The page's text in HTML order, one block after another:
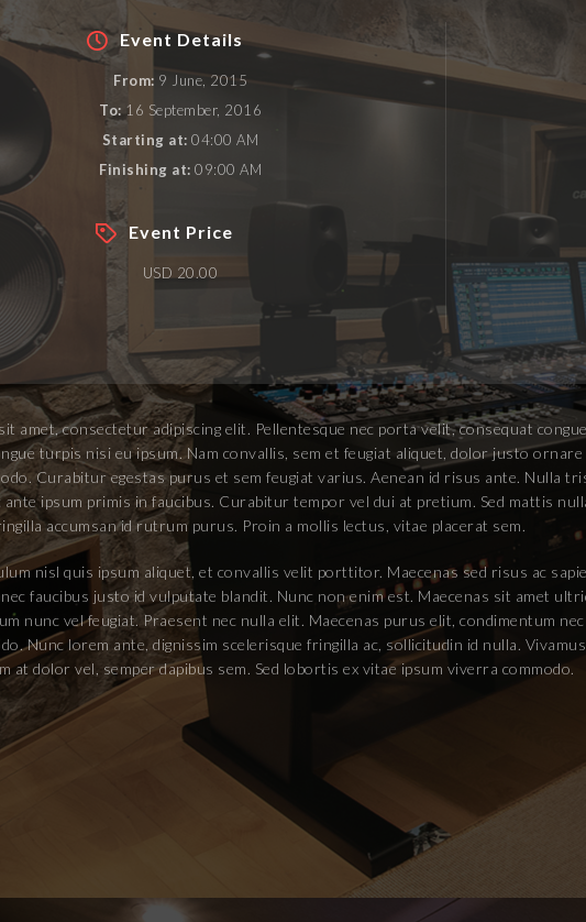
Event Details
From: 9 June, 2015
To: 16 September, 2016
Starting at: 04:00 AM
Finishing at: 09:00 AM
Event Price
USD 20.00
amet, consectetur adipiscing elit. Pellentesque nec porta velit, consequat
turpis nisi eu ipsum. Nam convallis, sem et feugiat aliquet, dolor justo
Curabitur egestas purus et sem feugiat varius. Aenean id risus ante. Nulla
ante ipsum primis in faucibus. Curabitur tempor vel dui at pretium. Sed mattis
accumsan id rutrum purus. Proin a mollis lectus, vitae placerat sem.
nisl quis ipsum aliquet, et convallis velit porttitor. Maecenas sed risus ac
faucibus justo id vulputate blandit. Nunc non enim est. Maecenas sit amet
nunc vel feugiat. Praesent nec nulla elit. Maecenas purus elit, condimentum
Nunc lorem ante, dignissim scelerisque fringilla ac, sollicitudin id nulla.
at dolor vel, semper dapibus sem. Sed lobortis ex vitae ipsum viverra commodo.